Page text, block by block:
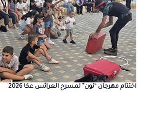
اختتام مهرجان “نون” لمسرح العرائس عكا 2026